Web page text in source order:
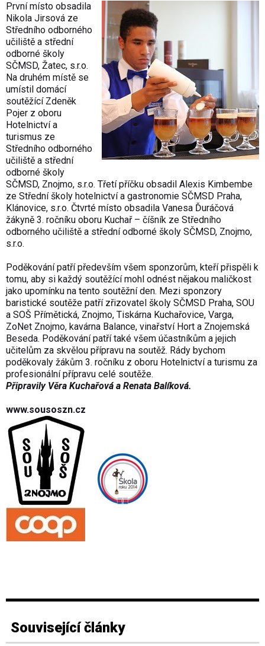
První místo obsadila
Nikola Jirsová ze
Středního odborného
učiliště a střední
odborné školy
SČMSD, Žatec, s.r.o.
Na druhém místě se
umístil domácí
soutěžící Zdeněk
Pojer z oboru
Hotelnictví a
turismus ze
Středního odborného
učiliště a střední
odborné školy
SČMSD, Znojmo, s.r.o. Třetí příčku obsadil Alexis Kimbembe
ze Střední školy hotelnictví a gastronomie SČMSD Praha,
Klánovice, s.r.o. Čtvrté místo obsadila Vanesa Ďuráčová
žákyně 3. ročníku oboru Kuchař – číšník ze Středního
odborného učiliště a střední odborné školy SČMSD, Znojmo,
s.r.o.
Poděkování patří především všem sponzorům, kteří přispěli k
tomu, aby si každý soutěžící mohl odnést nějakou maličkost
jako upomínku na tento soutěžní den. Mezi sponzory
baristické soutěže patří zřizovatel školy SČMSD Praha, SOU
a SOŠ Přímětická, Znojmo, Tiskárna Kuchařovice, Varga,
ZoNet Znojmo, kavárna Balance, vinařství Hort a Znojemská
Beseda. Poděkování patří také všem účastníkům a jejich
učitelům za skvělou přípravu na soutěž. Rády bychom
poděkovaly žákům 3. ročníku z oboru Hotelnictví a turismu za
profesionální přípravu celé soutěže.
Připravily Věra Kuchařová a Renata Balíková.
www.sousoszn.cz
Související články